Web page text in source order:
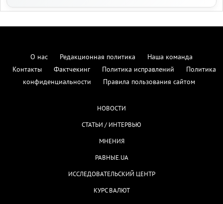
О нас Редакционная политика
Наша команда
Контакты
Фактчекинг Политика исправлений
Политика
конфиденциальности
Правила пользования сайтом
НОВОСТИ
СТАТЬИ / ИНТЕРВЬЮ
МНЕНИЯ
РАВНЫЕ.UA
ИССЛЕДОВАТЕЛЬСКИЙ ЦЕНТР
КУРС ВАЛЮТ